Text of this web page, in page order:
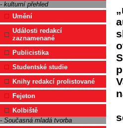
- kulturní přehled
Umění
Události redakcí
zaznamenané
Publicistika
Studentské studie
Knihy redakcí prolistované
Fejeton
Kolbiště
- Současná mladá tvorba